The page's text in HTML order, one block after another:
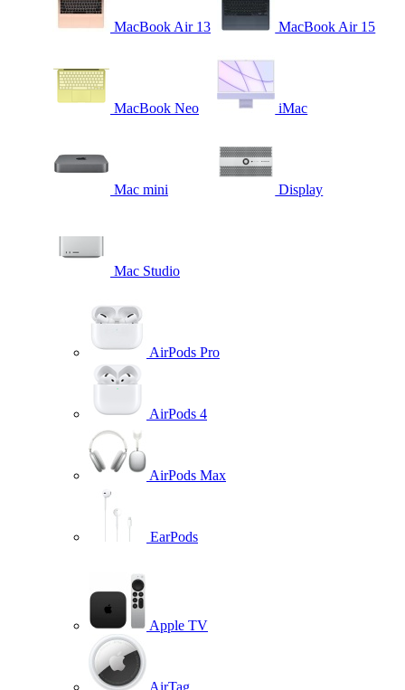
MacBook Air 13 MacBook Air 15
MacBook Neo iMac
Mac mini Display
Mac Studio
AirPods Pro
AirPods 4
AirPods Max
EarPods
Apple TV